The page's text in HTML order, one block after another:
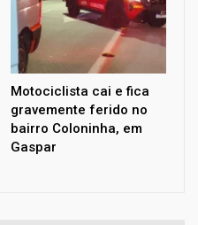
Motociclista cai e fica
gravemente ferido no
bairro Coloninha, em
Gaspar